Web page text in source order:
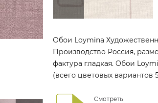
Обои Loymina
Производство Россия,
фактура гладкая. Обои
(всего цветовых вариантов
Смотреть